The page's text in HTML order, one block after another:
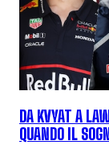
DA KVYAT A
QUANDO IL